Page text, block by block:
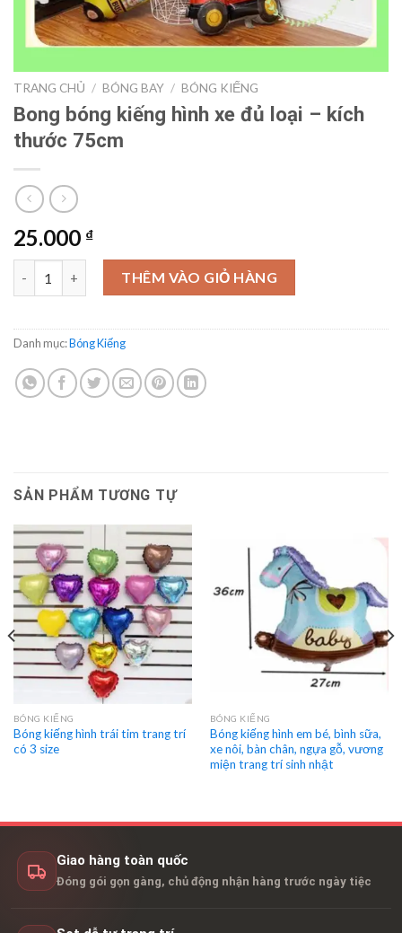
TRANG CHỦ / BÓNG BAY / BÓNG KIẾNG
Bong bóng kiếng hình xe đủ loại – kích
thước 75cm
25.000 ₫
Bong bóng kiếng hình xe đủ loại - kích thước 75cm số lượng
THÊM VÀO GIỎ HÀNG
Danh mục:Bóng Kiếng
SẢN PHẨM TƯƠNG TỰ
BÓNG KIẾNG
Bóng kiếng hình trái tim trang trí
có 3 size
BÓNG KIẾNG
Bóng kiếng hình em bé, bình sữa,
xe nôi, bàn chân, ngựa gỗ, vương
miện trang trí sinh nhật
Giao hàng toàn quốc
Đóng gói gọn gàng, chủ động nhận hàng trước ngày tiệc